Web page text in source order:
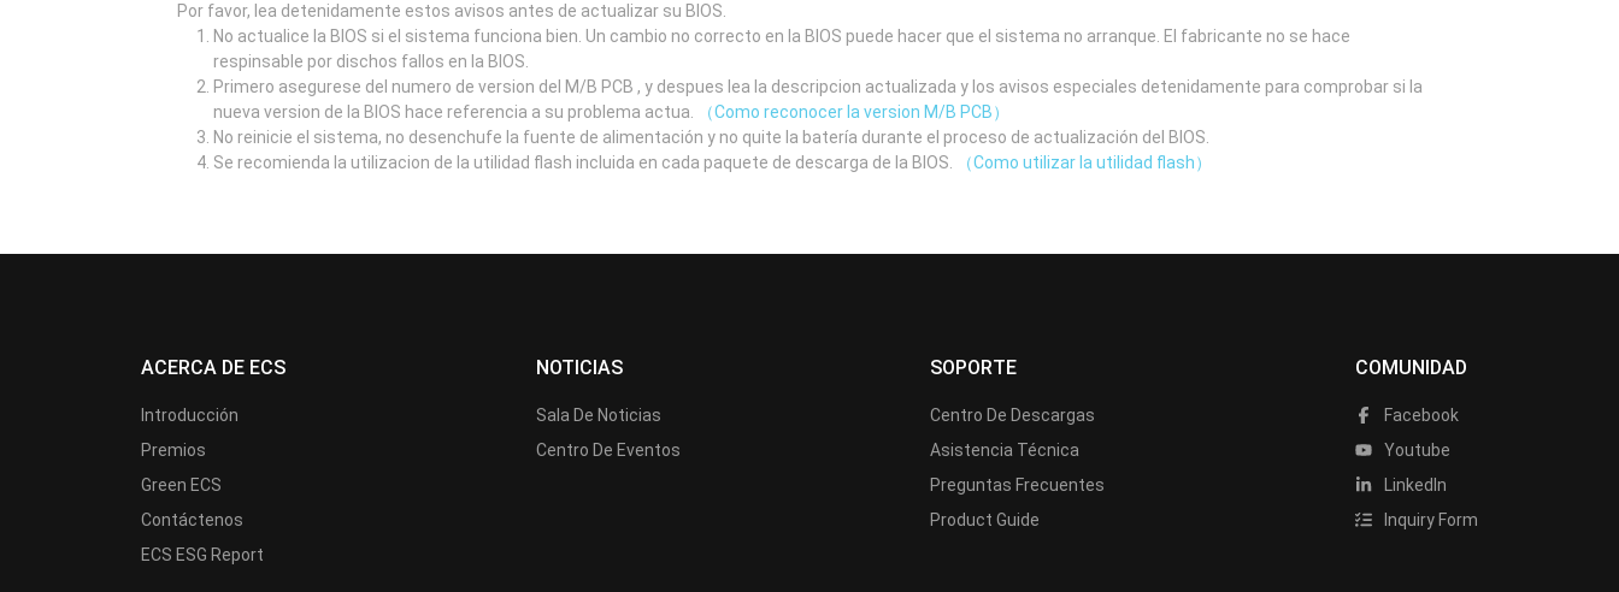
Por favor, lea detenidamente estos avisos antes de actualizar su BIOS.
No actualice la BIOS si el sistema funciona bien. Un cambio no correcto en la BIOS puede hacer que el sistema no arranque. El fabricante no se hace
respinsable por dischos fallos en la BIOS.
Primero asegurese del numero de version del M/B PCB , y despues lea la descripcion actualizada y los avisos especiales detenidamente para comprobar si la
nueva version de la BIOS hace referencia a su problema actua.
（Como reconocer la version M/B PCB）
No reinicie el sistema, no desenchufe la fuente de alimentación y no quite la batería durante el proceso de actualización del BIOS.
Se recomienda la utilizacion de la utilidad flash incluida en cada paquete de descarga de la BIOS.
（Como utilizar la utilidad flash）
ACERCA DE ECS
Introducción
Premios
Green ECS
Contáctenos
ECS ESG Report
NOTICIAS
Sala De Noticias
Centro De Eventos
SOPORTE
Centro De Descargas
Asistencia Técnica
Preguntas Frecuentes
Product Guide
COMUNIDAD
Facebook
Youtube
LinkedIn
Inquiry Form